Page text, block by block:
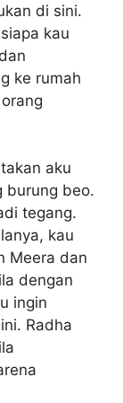
di sini.
kau
ke rumah
aku
burung beo.
tegang.
kau
Meera dan
dengan
ingin
Radha